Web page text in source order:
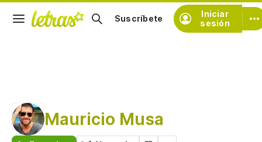
Iniciar
sesión
Suscríbete
Mauricio Musa